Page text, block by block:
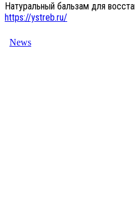
Натуральный бальзам для
https://ystreb.ru/